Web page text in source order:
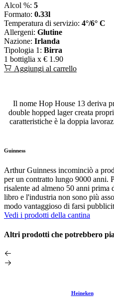
Alcol %: 5
Formato: 0.33l
Temperatura di servizio: 4°/6° C
Allergeni: Glutine
Nazione: Irlanda
Tipologia 1: Birra
1 bottiglia x € 1.90
Aggiungi al carrello
Il nome Hop House 13 deriva
double hopped lager creata
caratteristiche è la doppia
Guinness
Arthur Guinness incominciò a
per un contratto lungo 9000 anni.
risalente ad almeno 50 anni
libro e l'industria non sono più
modo vantaggioso di farsi
Vedi i prodotti della cantina
Altri prodotti che potrebbero
Heineken